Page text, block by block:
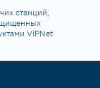
станций,
ViPNet